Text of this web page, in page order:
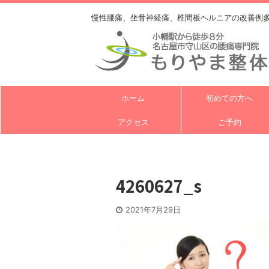
慢性腰痛、坐骨神経痛、椎間板ヘルニアの改善例
ホーム 初めての方へ
アクセス ご予約
4260627_s
2021年7月29日